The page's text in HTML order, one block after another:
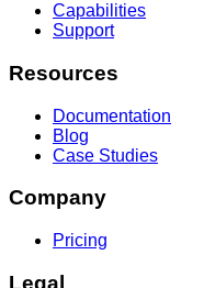
Capabilities
Support
Resources
Documentation
Blog
Case Studies
Company
Pricing
Legal